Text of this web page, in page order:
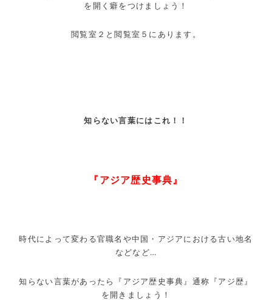
を開く癖をつけましょう！
閲覧室２と閲覧室５にあります。
知らない言葉にはこれ！！
『アジア歴史事典』
時代によって変わる官職名や中国・アジアにおける古い地名
などなど…
知らない言葉があったら『アジア歴史事典』通称『アジ歴』
を開きましょう！